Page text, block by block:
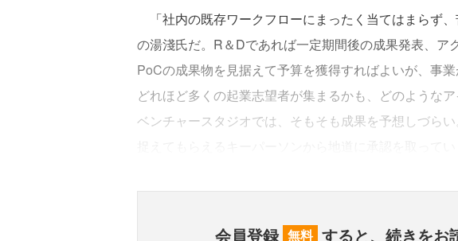
「社内の既存ワークフローにまったく当てはまらず
の湯淺氏だ。R＆Dであれば一定期間後の成果発表、ア
PoCの成果物を見据えて予算を獲得すればよいが、事業
どれほど多くの起業志望者が集まるかも、どのような
ベンチャースタジオでは、そもそも成果を予想しづら
会員登録 無料 すると、続きをお